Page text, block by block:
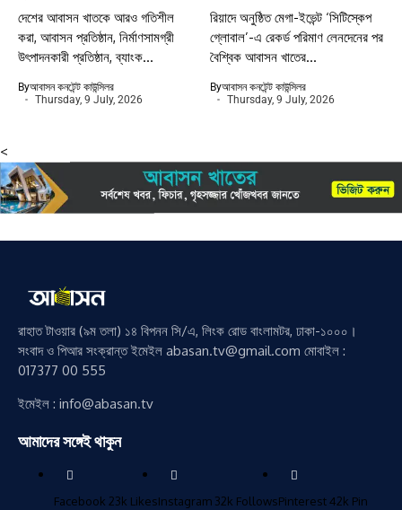
দেশের আবাসন খাতকে আরও গতিশীল
করা, আবাসন প্রতিষ্ঠান, নির্মাণসামগ্রী
উৎপাদনকারী প্রতিষ্ঠান, ব্যাংক...
Byআবাসন কনটেন্ট কাউন্সিলর
Thursday, 9 July, 2026
রিয়াদে অনুষ্ঠিত মেগা-ইভেন্ট ‘সিটিস্কেপ
গ্লোবাল’-এ রেকর্ড পরিমাণ লেনদেনের পর
বৈশ্বিক আবাসন খাতের...
Byআবাসন কনটেন্ট কাউন্সিলর
Thursday, 9 July, 2026
<
রাহাত টাওয়ার (৯ম তলা) ১৪ বিপনন সি/এ, লিংক রোড বাংলামটর, ঢাকা-১০০০।
সংবাদ ও পিআর সংক্রান্ত ইমেইল abasan.tv@gmail.com মোবাইল :
017377 00 555
ইমেইল : info@abasan.tv
আমাদের সঙ্গেই থাকুন
Facebook 23k LikesInstagram 32k FollowsPinterest42k Pin